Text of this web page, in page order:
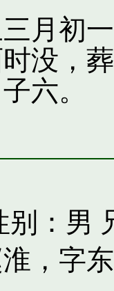
月初
没，
六。
别：男
，字